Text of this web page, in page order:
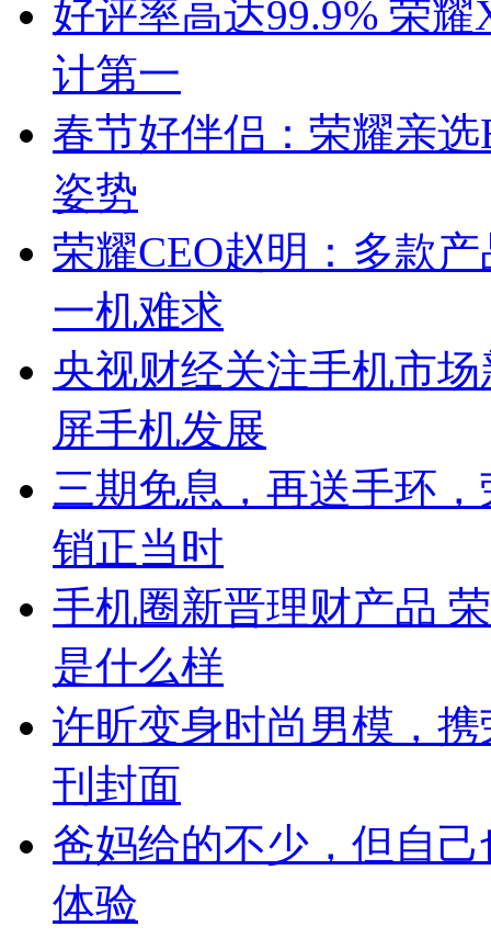
好评率高达99.9% 荣
计第一
春节好伴侣：荣耀亲
姿势
荣耀CEO赵明：多款
一机难求
央视财经关注手机市
屏手机发展
三期免息，再送手环
销正当时
手机圈新晋理财产品
是什么样
许昕变身时尚男模，
刊封面
爸妈给的不少，但自
体验